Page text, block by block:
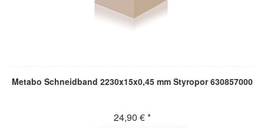
Metabo Schneidband 2230x15x0,45 mm Styropor 630857000
24,90 € *